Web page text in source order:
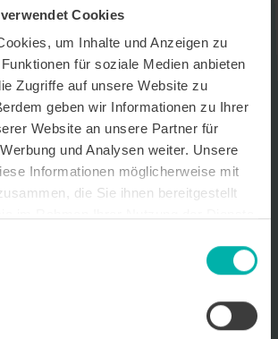
Cookies
um Inhalte und Anzeigen zu
für soziale Medien anbieten
Zugriffe auf unsere Website zu
geben wir Informationen zu Ihrer
Website an unsere Partner für
und Analysen weiter. Unsere
Informationen möglicherweise mit
die Sie ihnen bereitgestellt
der INFO - Das Magazin Pforzheim GmbH
des Newsletters besser auf meine
auszurichten, stimme ich außerdem zu,
Nutzungsverhalten des
und auszuwerten. Der Newsletter enthält
zu Produkten und
lokal ansässiger Werbekunden. Ich kann meine
kostenfrei für die Zukunft durch den in jedem
Abmeldelink oder per E-Mail an info@info-
Meine E-Mail-Adresse wird ausschließlich
Newsletters genutzt. Detaillierte Informationen
Ihren Daten und der von uns eingesetzten
Cleverreach finden Sie in unserer